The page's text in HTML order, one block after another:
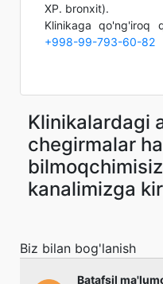
XP. bronxit).
Klinikaga qo'ng'iroq
+998-99-793-60-82
Klinikalardagi
chegirmalar
kanalimizga
Biz bilan bog'lanish
Batafsil